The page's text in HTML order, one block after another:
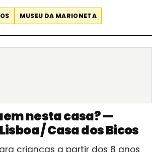
MUSEU DA MARIONETA
nesta casa? —
/ Casa dos Bicos
crianças a partir dos 8 anos